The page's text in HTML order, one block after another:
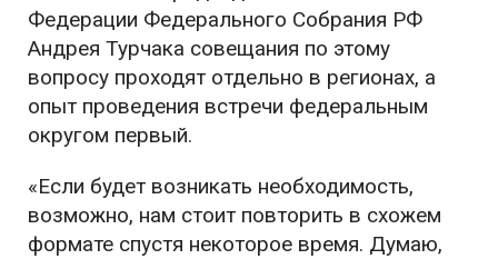
Федерации Федерального Собрания РФ
Андрея Турчака совещания по этому
вопросу проходят отдельно в регионах, а
опыт проведения встречи федеральным
округом первый.
«Если будет возникать необходимость,
возможно, нам стоит повторить в схожем
формате спустя некоторое время. Думаю,